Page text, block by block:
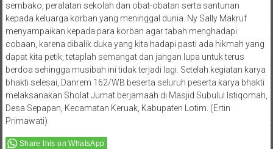
sembako, peralatan sekolah dan obat-obatan serta santunan
kepada keluarga korban yang meninggal dunia. Ny Sally Makruf
menyampaikan kepada para korban agar tabah menghadapi
cobaan, karena dibalik duka yang kita hadapi pasti ada hikmah yang
dapat kita petik, tetaplah semangat dan jangan lupa untuk terus
berdoa sehingga musibah ini tidak terjadi lagi. Setelah kegiatan karya
bhakti selesai, Danrem 162/WB beserta seluruh peserta karya bhakti
melaksanakan Sholat Jumat berjamaah di Masjid Subulul Istiqomah,
Desa Sepapan, Kecamatan Keruak, Kabupaten Lotim. (Ertin
Primawati)
Share this on WhatsApp